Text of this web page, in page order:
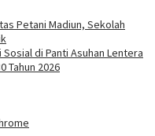
Petani Madiun, Sekolah
di Panti Asuhan Lentera
Tahun 2026